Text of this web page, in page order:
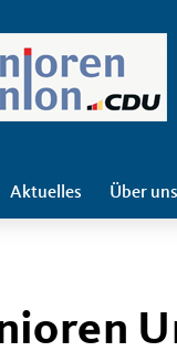
Aktuelles Über uns